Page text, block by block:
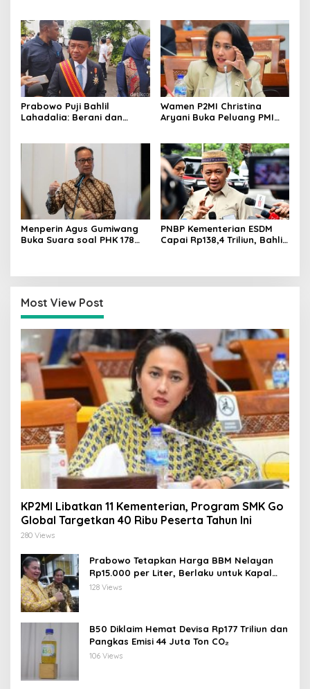
Prabowo Puji Bahlil
Lahadalia: Berani dan
Wamen P2MI Christina
Aryani Buka Peluang PMI
Menperin Agus Gumiwang
Buka Suara soal PHK 178
PNBP Kementerian ESDM
Capai Rp138,4 Triliun, Bahlil
Most View Post
KP2MI Libatkan 11 Kementerian, Program SMK Go
Global Targetkan 40 Ribu Peserta Tahun Ini
280 Views
Prabowo Tetapkan Harga BBM Nelayan
Rp15.000 per Liter, Berlaku untuk Kapal
30-200 GT
128 Views
B50 Diklaim Hemat Devisa Rp177 Triliun dan
Pangkas Emisi 44 Juta Ton CO₂
106 Views